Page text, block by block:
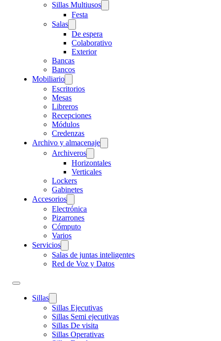
Sillas Multiusos
Festa
Salas
De espera
Colaborativo
Exterior
Bancas
Bancos
Mobiliario
Escritorios
Mesas
Libreros
Recepciones
Módulos
Credenzas
Archivo y almacenaje
Archiveros
Horizontales
Verticales
Lockers
Gabinetes
Accesorios
Electrónica
Pizarrones
Cómputo
Varios
Servicios
Salas de juntas inteligentes
Red de Voz y Datos
Sillas
Sillas Ejecutivas
Sillas Semi ejecutivas
Sillas De visita
Sillas Operativas